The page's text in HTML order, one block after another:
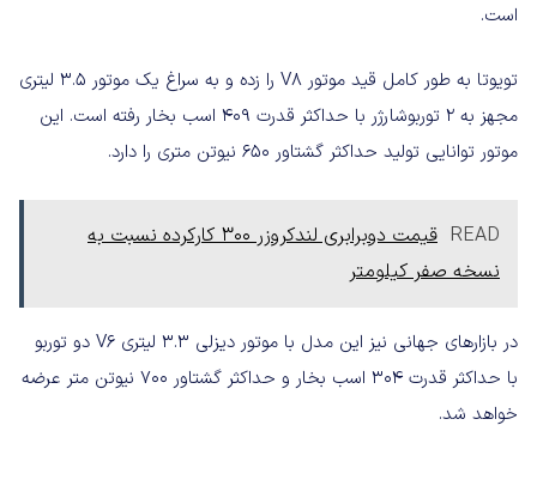
است.
تویوتا به طور کامل قید موتور V8 را زده و به سراغ یک موتور 3.5 لیتری
مجهز به 2 توربوشارژر با حداکثر قدرت 409 اسب بخار رفته است. این
موتور توانایی تولید حداکثر گشتاور 650 نیوتن متری را دارد.
READ
قیمت دوبرابری لندکروزر 300 کارکرده نسبت به
نسخه‌ صفر کیلومتر
در بازارهای جهانی نیز این مدل با موتور دیزلی 3.3 لیتری V6 دو توربو
با حداکثر قدرت 304 اسب بخار و حداکثر گشتاور 700 نیوتن متر عرضه
خواهد شد.